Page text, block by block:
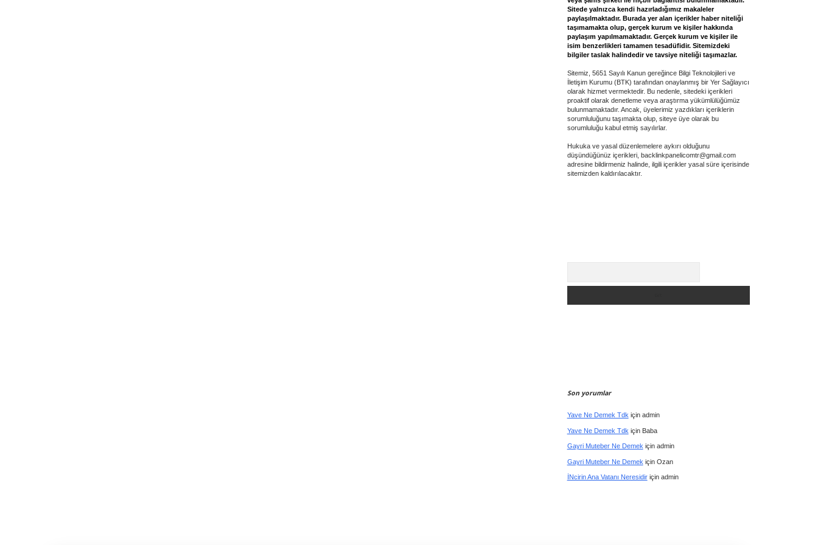
Sitede yalnızca kendi hazırladığımız makaleler
paylaşılmaktadır. Burada yer alan içerikler haber niteliği
taşımamakta olup, gerçek kurum ve kişiler hakkında
paylaşım yapılmamaktadır. Gerçek kurum ve kişiler ile
isim benzerlikleri tamamen tesadüfidir. Sitemizdeki
bilgiler taslak halindedir ve tavsiye niteliği taşımazlar.
Sitemiz, 5651 Sayılı Kanun gereğince Bilgi Teknolojileri ve
İletişim Kurumu (BTK) tarafından onaylanmış bir Yer Sağlayıcı
olarak hizmet vermektedir. Bu nedenle, sitedeki içerikleri
proaktif olarak denetleme veya araştırma yükümlülüğümüz
bulunmamaktadır. Ancak, üyelerimiz yazdıkları içeriklerin
sorumluluğunu taşımakta olup, siteye üye olarak bu
sorumluluğu kabul etmiş sayılırlar.
Hukuka ve yasal düzenlemelere aykırı olduğunu
düşündüğünüz içerikleri, backlinkpanelicomtr@gmail.com
adresine bildirmeniz halinde, ilgili içerikler yasal süre içerisinde
sitemizden kaldırılacaktır.
Son yorumlar
Yave Ne Demek Tdk için admin
Yave Ne Demek Tdk için Baba
Gayri Muteber Ne Demek için admin
Gayri Muteber Ne Demek için Ozan
İNcirin Ana Vatanı Neresidiriçin admin